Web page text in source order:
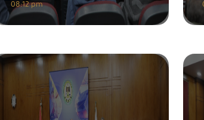
08:12 pm